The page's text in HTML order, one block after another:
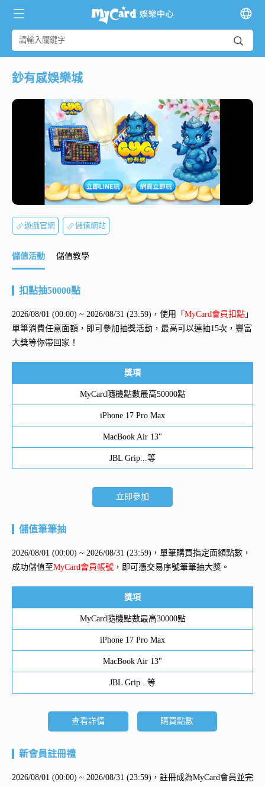
鈔有感娛樂城
遊戲官網 儲值網站
儲值活動 儲值教學
扣點抽50000點
2026/08/01 (00:00) ~ 2026/08/31 (23:59)，使用「 MyCard會員扣點 」
單筆消費任意面額，即可參加抽獎活動，最高可以連抽15次，豐富
大獎等你帶回家！
獎項
MyCard隨機點數最高50000點
iPhone 17 Pro Max
MacBook Air 13"
JBL Grip...等
立即參加
儲值筆筆抽
2026/08/01 (00:00) ~ 2026/08/31 (23:59)，單筆購買指定面額點數，
成功儲值至MyCard會員帳號 ，即可憑交易序號筆筆抽大獎。
獎項
MyCard隨機點數最高30000點
iPhone 17 Pro Max
MacBook Air 13"
JBL Grip...等
查看詳情 購買點數
新會員註冊禮
2026/08/01 (00:00) ~ 2026/08/31 (23:59)，註冊成為MyCard會員並完